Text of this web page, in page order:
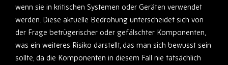
wenn sie in kritischen Systemen oder Geräten verwendet
werden. Diese aktuelle Bedrohung unterscheidet sich von
der Frage betrügerischer oder gefälschter Komponenten,
was ein weiteres Risiko darstellt, das man sich bewusst sein
sollte, da die Komponenten in diesem Fall nie tatsächlich